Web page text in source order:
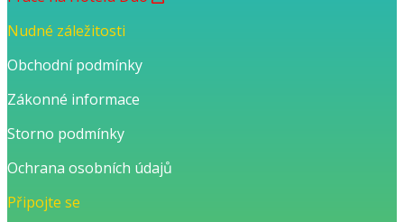
Nudné záležitosti
Obchodní podmínky
Zákonné informace
Storno podmínky
Ochrana osobních údajů
Připojte se